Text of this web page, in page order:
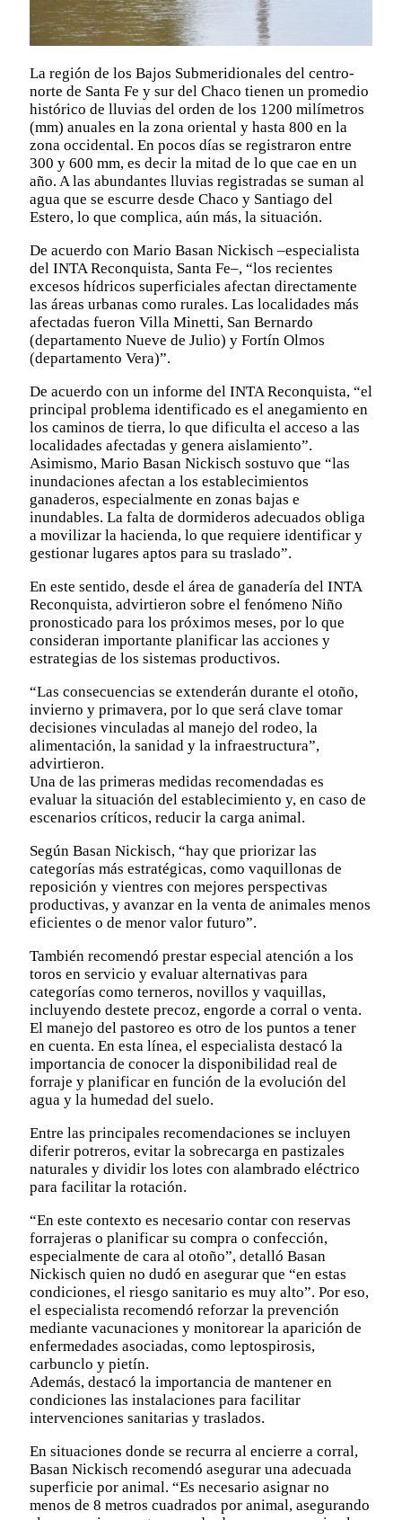
La región de los Bajos Submeridionales del centro-
norte de Santa Fe y sur del Chaco tienen un promedio
histórico de lluvias del orden de los 1200 milímetros
(mm) anuales en la zona oriental y hasta 800 en la
zona occidental. En pocos días se registraron entre
300 y 600 mm, es decir la mitad de lo que cae en un
año. A las abundantes lluvias registradas se suman al
agua que se escurre desde Chaco y Santiago del
Estero, lo que complica, aún más, la situación.
De acuerdo con Mario Basan Nickisch –especialista
del INTA Reconquista, Santa Fe–, “los recientes
excesos hídricos superficiales afectan directamente
las áreas urbanas como rurales. Las localidades más
afectadas fueron Villa Minetti, San Bernardo
(departamento Nueve de Julio) y Fortín Olmos
(departamento Vera)”.
De acuerdo con un informe del INTA Reconquista, “el
principal problema identificado es el anegamiento en
los caminos de tierra, lo que dificulta el acceso a las
localidades afectadas y genera aislamiento”.
Asimismo, Mario Basan Nickisch sostuvo que “las
inundaciones afectan a los establecimientos
ganaderos, especialmente en zonas bajas e
inundables. La falta de dormideros adecuados obliga
a movilizar la hacienda, lo que requiere identificar y
gestionar lugares aptos para su traslado”.
En este sentido, desde el área de ganadería del INTA
Reconquista, advirtieron sobre el fenómeno Niño
pronosticado para los próximos meses, por lo que
consideran importante planificar las acciones y
estrategias de los sistemas productivos.
“Las consecuencias se extenderán durante el otoño,
invierno y primavera, por lo que será clave tomar
decisiones vinculadas al manejo del rodeo, la
alimentación, la sanidad y la infraestructura”,
advirtieron.
Una de las primeras medidas recomendadas es
evaluar la situación del establecimiento y, en caso de
escenarios críticos, reducir la carga animal.
Según Basan Nickisch, “hay que priorizar las
categorías más estratégicas, como vaquillonas de
reposición y vientres con mejores perspectivas
productivas, y avanzar en la venta de animales menos
eficientes o de menor valor futuro”.
También recomendó prestar especial atención a los
toros en servicio y evaluar alternativas para
categorías como terneros, novillos y vaquillas,
incluyendo destete precoz, engorde a corral o venta.
El manejo del pastoreo es otro de los puntos a tener
en cuenta. En esta línea, el especialista destacó la
importancia de conocer la disponibilidad real de
forraje y planificar en función de la evolución del
agua y la humedad del suelo.
Entre las principales recomendaciones se incluyen
diferir potreros, evitar la sobrecarga en pastizales
naturales y dividir los lotes con alambrado eléctrico
para facilitar la rotación.
“En este contexto es necesario contar con reservas
forrajeras o planificar su compra o confección,
especialmente de cara al otoño”, detalló Basan
Nickisch quien no dudó en asegurar que “en estas
condiciones, el riesgo sanitario es muy alto”. Por eso,
el especialista recomendó reforzar la prevención
mediante vacunaciones y monitorear la aparición de
enfermedades asociadas, como leptospirosis,
carbunclo y pietín.
Además, destacó la importancia de mantener en
condiciones las instalaciones para facilitar
intervenciones sanitarias y traslados.
En situaciones donde se recurra al encierre a corral,
Basan Nickisch recomendó asegurar una adecuada
superficie por animal. “Es necesario asignar no
menos de 8 metros cuadrados por animal, asegurando